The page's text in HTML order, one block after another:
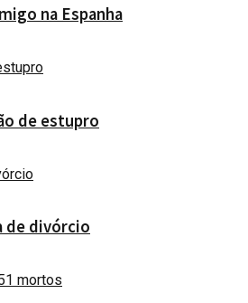
na Espanha
de estupro
de divórcio